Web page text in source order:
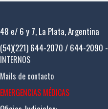
48 e/ 6 y 7, La Plata, Argentina
(54)(221) 644-2070 / 644-2090 -
INTERNOS
Mails de contacto
EMERGENCIAS MÉDICAS